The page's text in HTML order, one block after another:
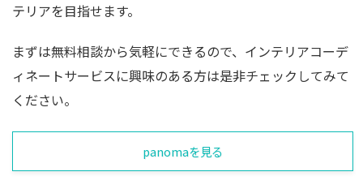
テリアを目指せます。
まずは無料相談から気軽にできるので、インテリアコーデ
ィネートサービスに興味のある方は是非チェックしてみて
ください。
panomaを見る